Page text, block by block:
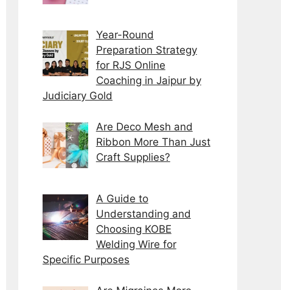
Year-Round
Preparation Strategy
for RJS Online
Coaching in Jaipur by
Judiciary Gold
Are Deco Mesh and
Ribbon More Than Just
Craft Supplies?
A Guide to
Understanding and
Choosing KOBE
Welding Wire for
Specific Purposes